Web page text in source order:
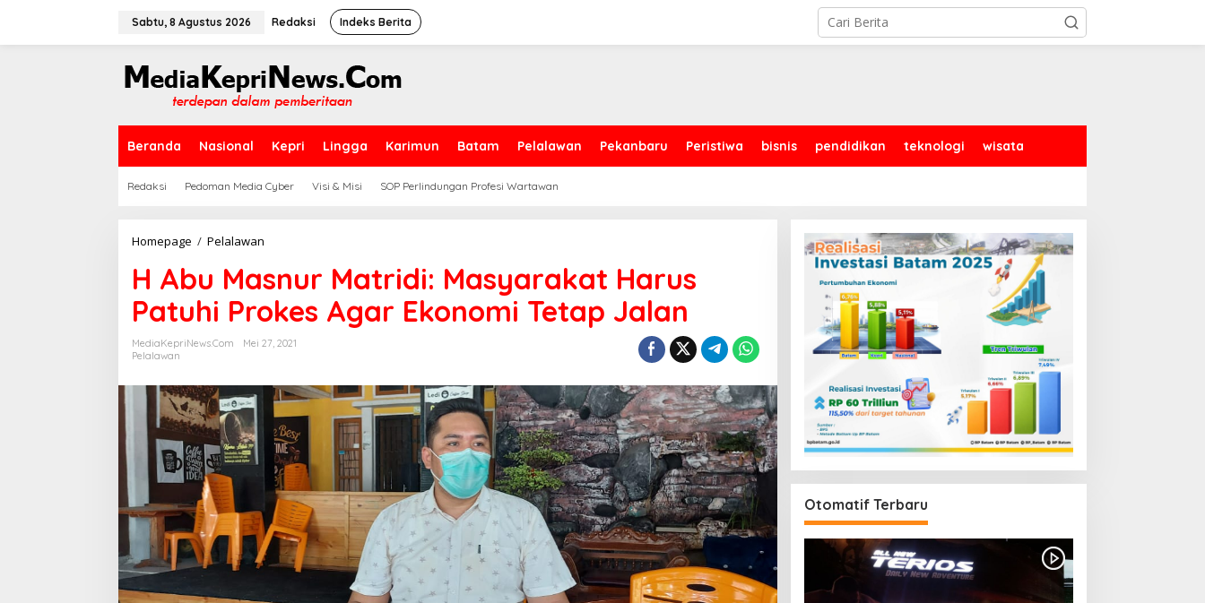
Sabtu, 8 Agustus 2026 Redaksi Indeks Berita
Beranda Nasional Kepri Lingga Karimun Batam Pelalawan Pekanbaru Peristiwa bisnis pendidikan teknologi wisata
Redaksi Pedoman Media Cyber Visi & Misi SOP Perlindungan Profesi Wartawan
Homepage / Pelalawan
b
u
M
a
s
r
M
M
a
s
H Abu Masnur Matridi: Masyarakat Harus
Patuhi Prokes Agar Ekonomi Tetap Jalan
MediaKepriNews.com
Mei 27, 2021
Pelalawan
Otomatif Terbaru